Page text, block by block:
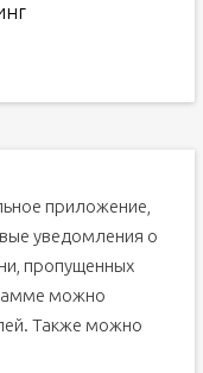
приложение,
уведомления о
пропущенных
можно
Также можно